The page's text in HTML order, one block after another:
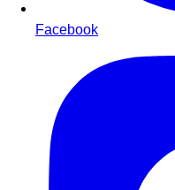
Facebook